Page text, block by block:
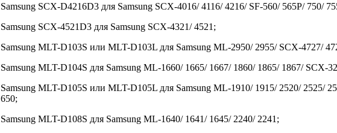
Samsung SCX-D4216D3 для Samsung SCX-4016/ 4116/ 4216/ SF-560/ 565P/ 750/
Samsung SCX-4521D3 для Samsung SCX-4321/ 4521;
Samsung MLT-D103S или MLT-D103L для Samsung ML-2950/ 2955/ SCX-4727/
Samsung MLT-D104S для Samsung ML-1660/ 1665/ 1667/ 1860/ 1865/ 1867/ SCX-
Samsung MLT-D105S или MLT-D105L для Samsung ML-1910/ 1915/ 2520/ 2525/
650;
Samsung MLT-D108S для Samsung ML-1640/ 1641/ 1645/ 2240/ 2241;